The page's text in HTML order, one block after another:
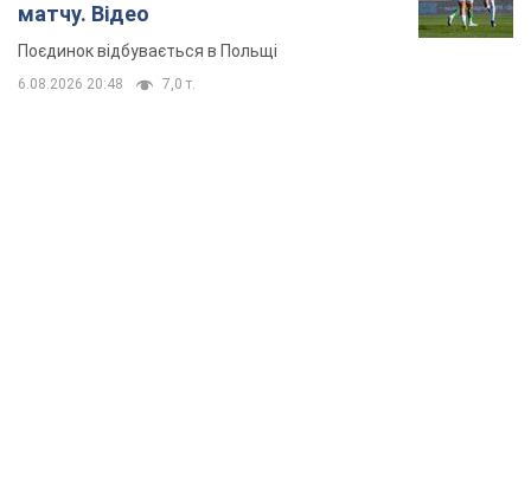
матчу. Відео
Поєдинок відбувається в Польщі
6.08.2026 20:48 7,0 т.